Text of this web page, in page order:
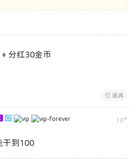
分红30金币
 道具
10#

干到100